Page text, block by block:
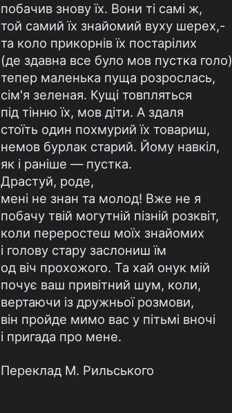
побачив знову їх. Вони ті самі ж,
той самий їх знайомий вуху шерех,-
та коло прикорнів їх постарілих
(де здавна все було мов пустка голо)
тепер маленька пуща розрослась,
сім'я зеленая. Кущі товпляться
під тінню їх, мов діти. А здаля
стоїть один похмурий їх товариш,
немов бурлак старий. Йому навкіл,
як і раніше — пустка.
Драстуй, роде,
мені не знан та молод! Вже не я
побачу твій могутній пізній розквіт,
коли переростеш моїх знайомих
і голову стару заслониш їм
од віч прохожого. Та хай онук мій
почує ваш привітний шум, коли,
вертаючи із дружньої розмови,
він пройде мимо вас у пітьмі вночі
і пригада про мене.
Переклад М. Рильського